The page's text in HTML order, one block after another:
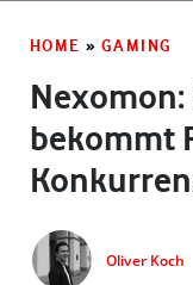
HOME » GAMING
bekommt
Oliver Koch